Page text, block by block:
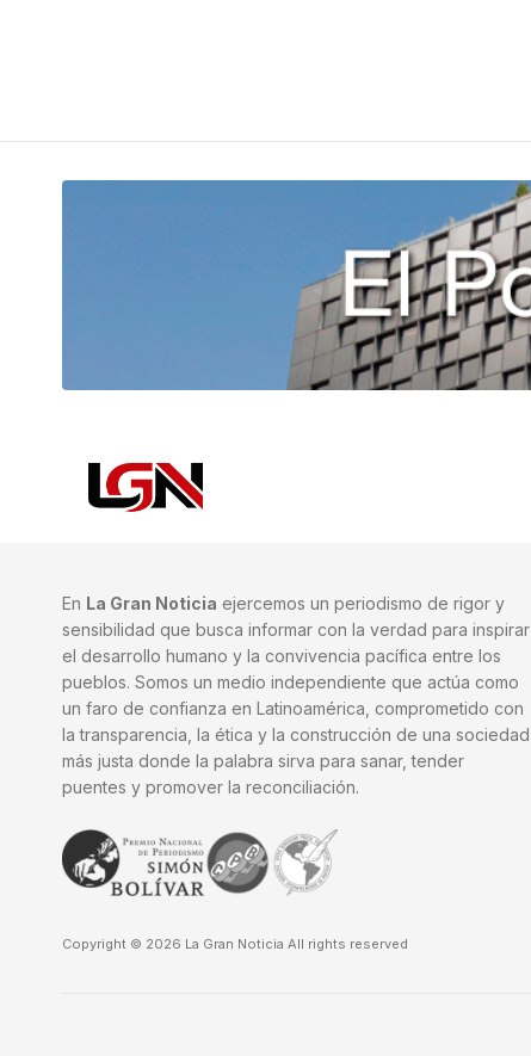
En La Gran Noticia ejercemos un periodismo de rigor y
sensibilidad que busca informar con la verdad para inspirar
el desarrollo humano y la convivencia pacífica entre los
pueblos. Somos un medio independiente que actúa como
un faro de confianza en Latinoamérica, comprometido con
la transparencia, la ética y la construcción de una sociedad
más justa donde la palabra sirva para sanar, tender
puentes y promover la reconciliación.
Copyright © 2026 La Gran Noticia All rights reserved